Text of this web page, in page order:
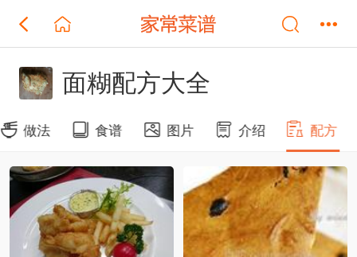
面糊配方大全
做法 食谱 图片 介绍 配方